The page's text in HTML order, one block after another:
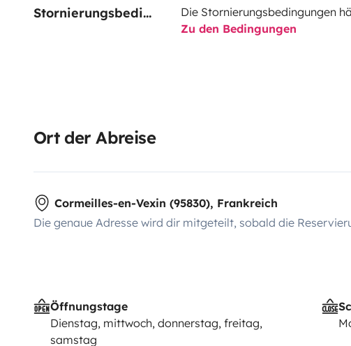
Stornierungsbedingungen
Die Stornierungsbedingungen
Zu den Bedingungen
Ort der Abreise
Cormeilles-en-Vexin (95830), Frankreich
Die genaue Adresse wird dir mitgeteilt, sobald die
Öffnungstage
Dienstag, mittwoch, donnerstag, freitag,
samstag